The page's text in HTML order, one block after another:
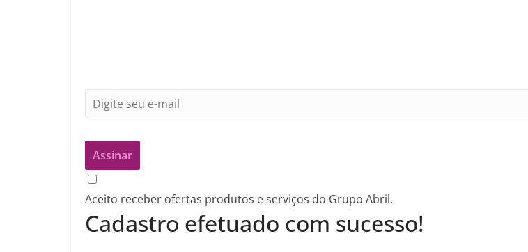
Aceito receber ofertas produtos e serviços do Grupo Abril.
Cadastro efetuado com sucesso!